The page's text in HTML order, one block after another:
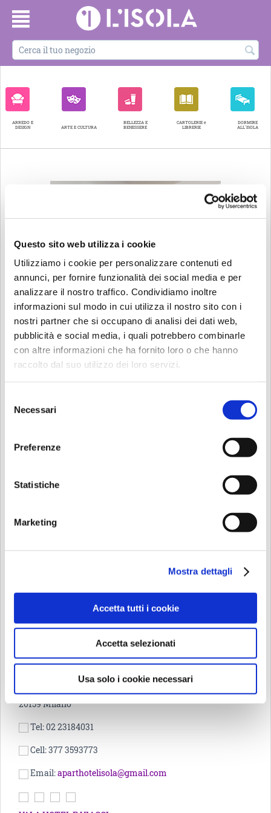
Questo sito web utilizza i cookie
Utilizziamo i cookie per personalizzare contenuti ed
annunci, per fornire funzionalità dei social media e per
analizzare il nostro traffico. Condividiamo inoltre
informazioni sul modo in cui utilizza il nostro sito con i
nostri partner che si occupano di analisi dei dati web,
pubblicità e social media, i quali potrebbero combinarle
con altre informazioni che ha fornito loro o che hanno
raccolto dal suo utilizzo dei loro servizi.
delNecessari
Preferenze
Statistiche
Marketing
Mostra dettagli
Accetta tutti i cookie
Accetta selezionati
Usa solo i cookie necessari
ARREDO E
DESIGN
ARTE E CULTURA
BELLEZZA E
BENESSERE
CARTOLERIE e
LIBRERIE
DORMIRE
ALL'ISOLA
Aparthotel Isola
Descrizione
Aparthotel Isola offre 6 monolocali, ben arredati in modo
moderno e discreto, composti da: ingresso, camera (doppia
asciugamani).
Lo spazio di ciascun monolocale è stato ottimizzato per
poter usufruire di ogni angolo disponibile per poter creare
garantisce un tranquillo e sereno soggiorno, in quanto
Air conditioning
Elevator
Via Carlo Farini 81, 81
20159 Milano
Tel: 02 23184031
Cell: 377 3593773
Email:aparthotelisola@gmail.com